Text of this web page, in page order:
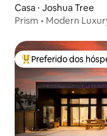
Casa ⋅ Joshua Tree
Prism • Modern
Entre os melhores
Preferido dos